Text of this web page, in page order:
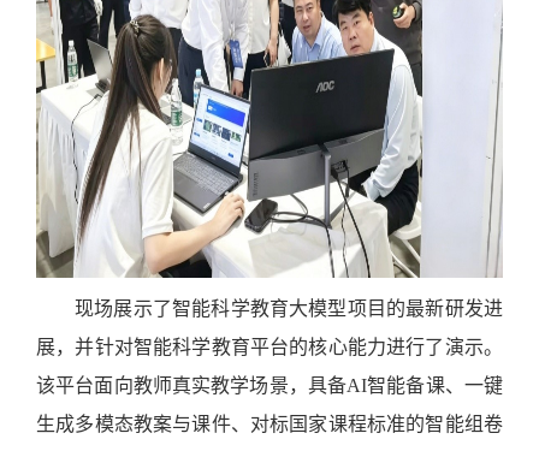
现场展示了智能科学教育大模型项目的最新研发进
展，并针对智能科学教育平台的核心能力进行了演示。
该平台面向教师真实教学场景，具备AI智能备课、一键
生成多模态教案与课件、对标国家课程标准的智能组卷